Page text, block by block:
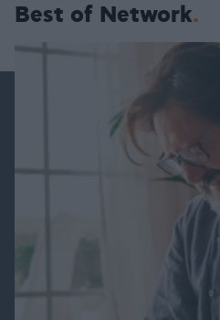
Best of Network